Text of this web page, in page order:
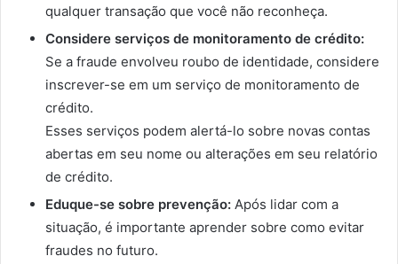
qualquer transação que você não reconheça.
Considere serviços de monitoramento de crédito:
Se a fraude envolveu roubo de identidade, considere
inscrever-se em um serviço de monitoramento de
crédito.
Esses serviços podem alertá-lo sobre novas contas
abertas em seu nome ou alterações em seu relatório
de crédito.
Eduque-se sobre prevenção: Após lidar com a
situação, é importante aprender sobre como evitar
fraudes no futuro.